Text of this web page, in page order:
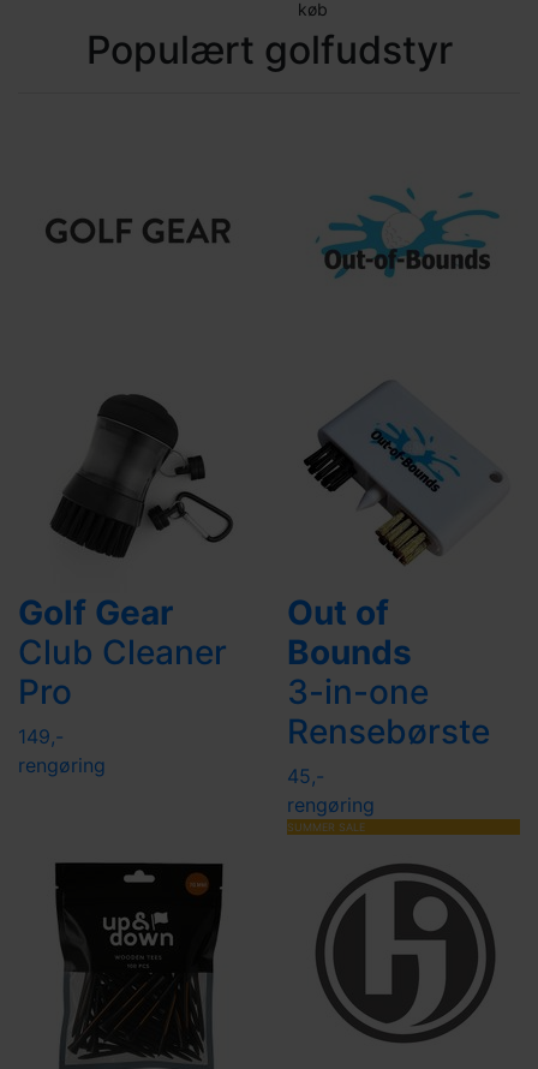
køb
Populært golfudstyr
Golf Gear
Club Cleaner
Pro
149,-
rengøring
Out of
Bounds
3-in-one
Rensebørste
45,-
rengøring
SUMMER SALE